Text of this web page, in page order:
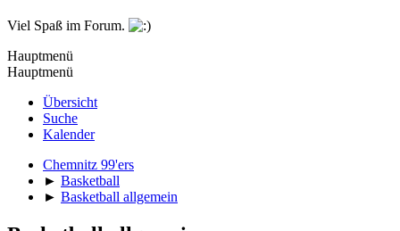
Viel Spaß im Forum.
Hauptmenü
Hauptmenü
Übersicht
Suche
Kalender
Chemnitz 99'ers
► Basketball
► Basketball allgemein